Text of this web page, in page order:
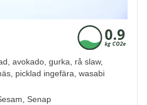
avokado, gurka, rå slaw,
picklad ingefära, wasabi
Senap